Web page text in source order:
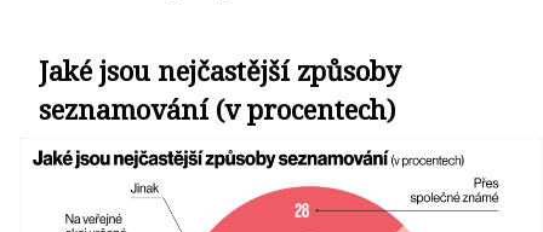
Jaké jsou nejčastější způsoby
seznamování (v procentech)